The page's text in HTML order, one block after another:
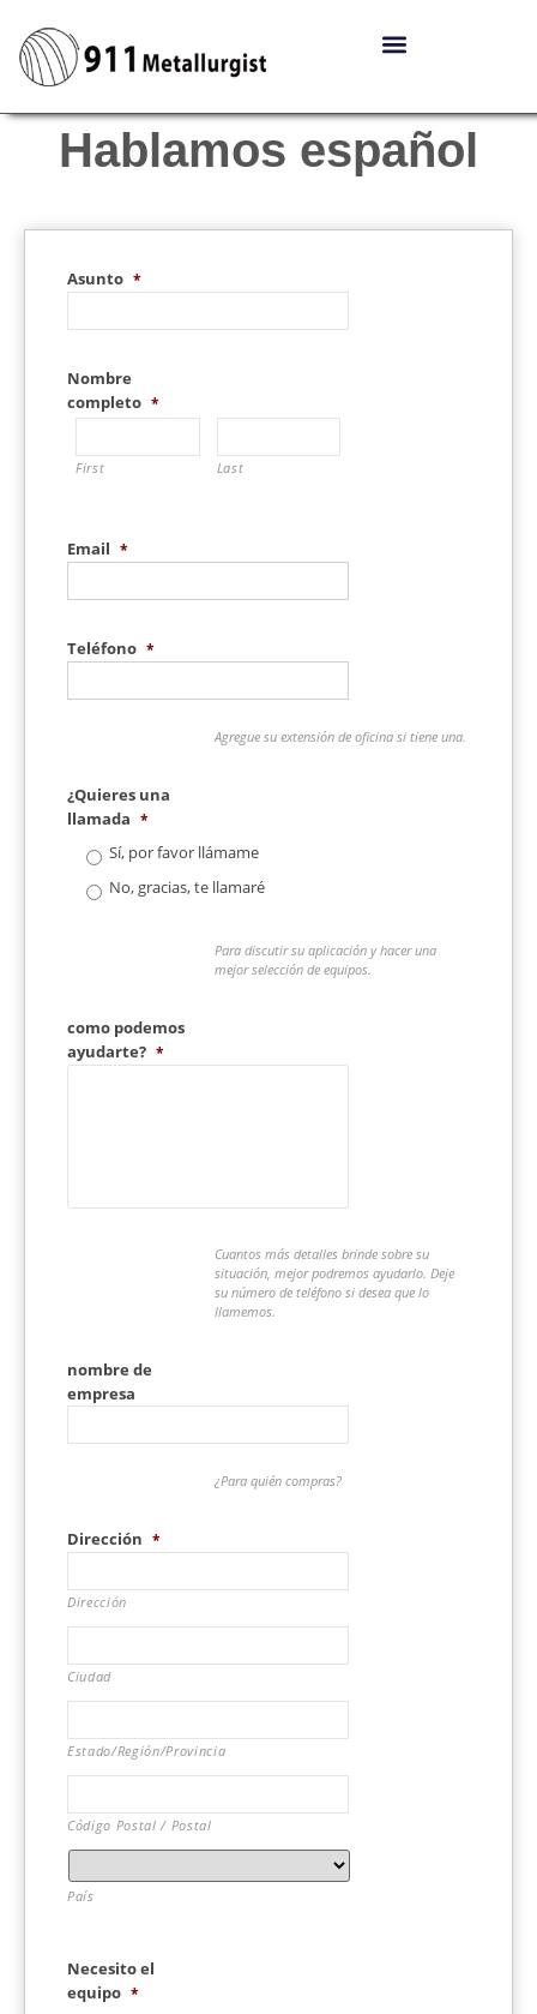
Hablamos español
Asunto *
Nombre
completo *
First Last
Email *
Teléfono *
Agregue su extensión de oficina si tiene una.
¿Quieres una
llamada *
Sí, por favor llámame
No, gracias, te llamaré
Para discutir su aplicación y hacer una
mejor selección de equipos.
como podemos
ayudarte? *
Cuantos más detalles brinde sobre su
situación, mejor podremos ayudarlo. Deje
su número de teléfono si desea que lo
llamemos.
nombre de
empresa
¿Para quién compras?
Dirección *
Dirección
Ciudad
Estado/Región/Provincia
Código Postal / Postal
País
Necesito el
equipo *